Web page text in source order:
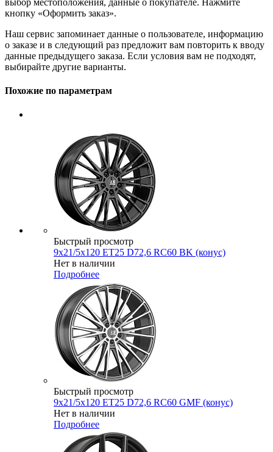
выбор местоположения, данные о покупателе. Нажмите
кнопку «Оформить заказ».
Наш сервис запоминает данные о пользователе, информацию
о заказе и в следующий раз предложит вам повторить к вводу
данные предыдущего заказа. Если условия вам не подходят,
выбирайте другие варианты.
Похожие по параметрам
Быстрый просмотр
9x21/5x120 ET25 D72,6 RC60 BK (конус)
Нет в наличии
Подробнее
Быстрый просмотр
9x21/5x120 ET25 D72,6 RC60 GMF (конус)
Нет в наличии
Подробнее